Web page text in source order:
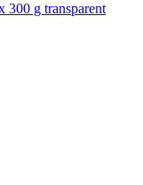
300 g transparent